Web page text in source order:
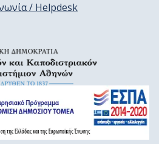
/ Helpdesk